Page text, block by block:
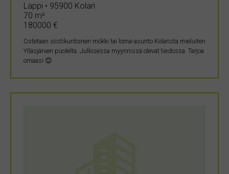
Lappi • 95900 Kolari
70 m²
180000 €
Ostetaan siistikuntoinen mökki tai loma-asunto Kolarista mieluiten
Ylläsjärven puolelta. Julkisessa myynnissä olevat tiedossa. Tarjoa
omaasi 😊